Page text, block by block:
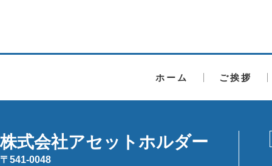
ホーム ご挨拶
株式会社アセットホルダー
〒541-0048